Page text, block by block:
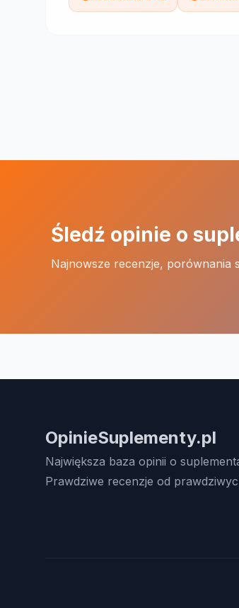
Śledź opinie o
Najnowsze recenzje, porównania
OpinieSuplementy.pl
Największa baza opinii o
Prawdziwe recenzje od